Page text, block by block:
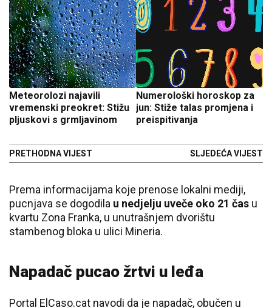
Meteorolozi najavili
vremenski preokret: Stižu
pljuskovi s grmljavinom
PRETHODNA VIJEST
Numerološki horoskop za
jun: Stiže talas promjena i
preispitivanja
SLJEDEĆA VIJEST
Prema informacijama koje prenose lokalni mediji,
pucnjava se dogodila u nedjelju uveče oko 21 čas u
kvartu Zona Franka, u unutrašnjem dvorištu
stambenog bloka u ulici Mineria.
Napadač pucao žrtvi u leđa
Portal ElCaso.cat navodi da je napadač, obučen u